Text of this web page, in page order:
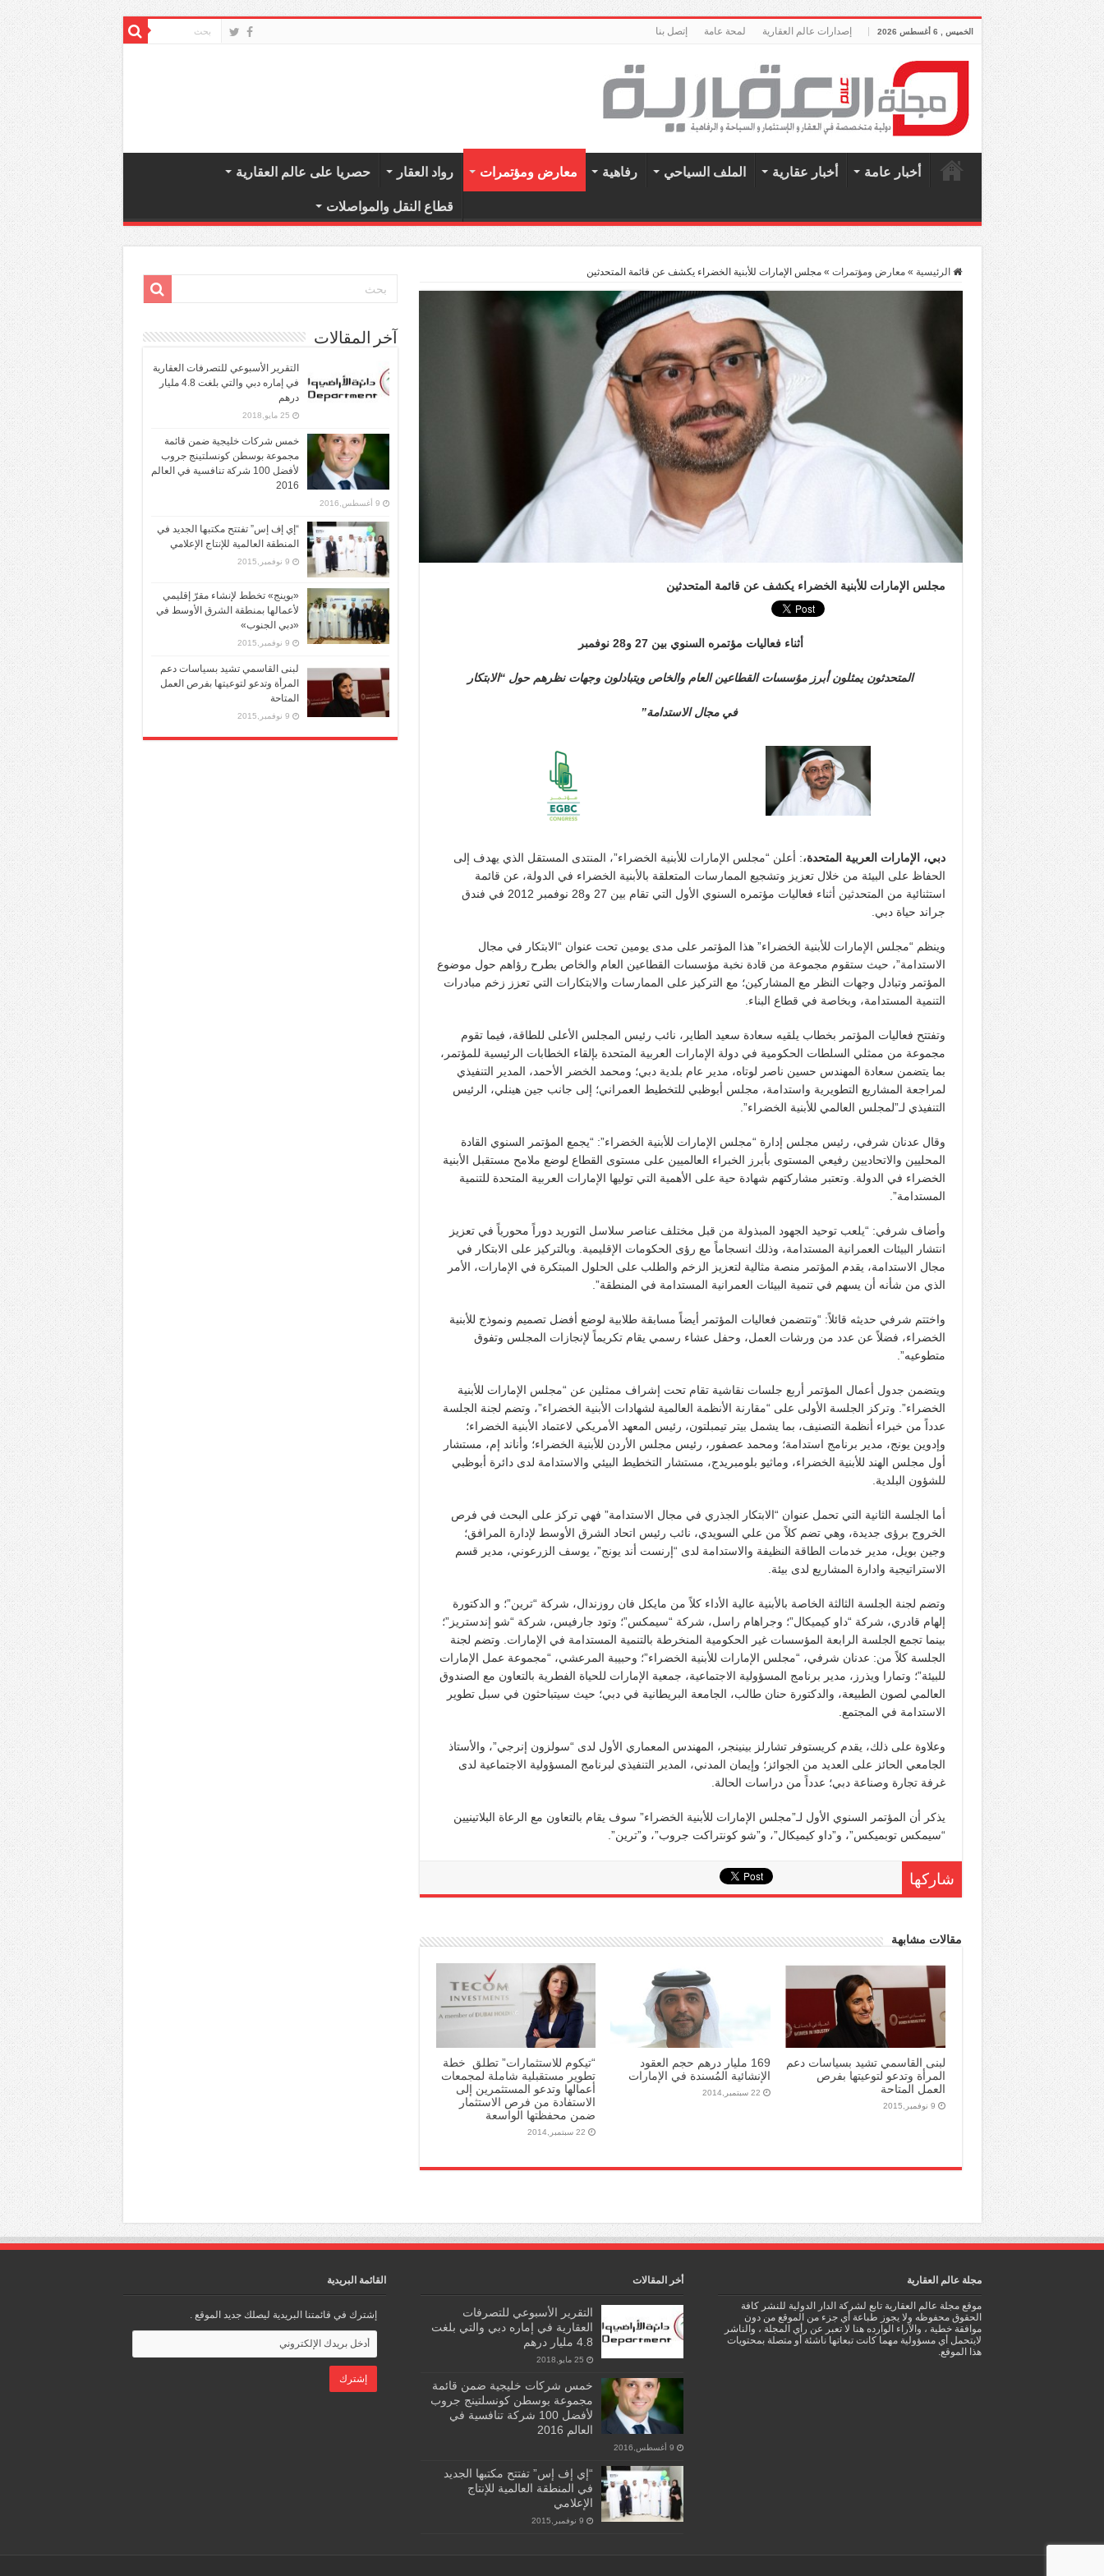
الخميس , 6 أغسطس 2026 إصدارات عالم العقارية لمحة عامة إتصل بنا
أخبار عامة أخبار عقارية الملف السياحي رفاهية معارض ومؤتمرات رواد العقار حصريا على عالم العقارية
قطاع النقل والمواصلات
الرئيسية » معارض ومؤتمرات » مجلس الإمارات للأبنية الخضراء يكشف عن قائمة المتحدثين
مجلس الإمارات للأبنية الخضراء يكشف عن قائمة المتحدثين
أثناء فعاليات مؤتمره السنوي بين 27 و28 نوفمبر
المتحدثون يمثلون أبرز مؤسسات القطاعين العام والخاص ويتبادلون وجهات نظرهم حول “الابتكار
في مجال الاستدامة”
دبي، الإمارات العربية المتحدة،: أعلن “مجلس الإمارات للأبنية الخضراء”، المنتدى المستقل الذي يهدف إلى
الحفاظ على البيئة من خلال تعزيز وتشجيع الممارسات المتعلقة بالأبنية الخضراء في الدولة، عن قائمة
استثنائية من المتحدثين أثناء فعاليات مؤتمره السنوي الأول التي تقام بين 27 و28 نوفمبر 2012 في فندق
جراند حياة دبي.
وينظم “مجلس الإمارات للأبنية الخضراء” هذا المؤتمر على مدى يومين تحت عنوان “الابتكار في مجال
الاستدامة”، حيث ستقوم مجموعة من قادة نخبة مؤسسات القطاعين العام والخاص بطرح رؤاهم حول موضوع
المؤتمر وتبادل وجهات النظر مع المشاركين؛ مع التركيز على الممارسات والابتكارات التي تعزز زخم مبادرات
التنمية المستدامة، وبخاصة في قطاع البناء.
وتفتتح فعاليات المؤتمر بخطاب يلقيه سعادة سعيد الطاير، نائب رئيس المجلس الأعلى للطاقة، فيما تقوم
مجموعة من ممثلي السلطات الحكومية في دولة الإمارات العربية المتحدة بإلقاء الخطابات الرئيسية للمؤتمر،
بما يتضمن سعادة المهندس حسين ناصر لوتاه، مدير عام بلدية دبي؛ ومحمد الخضر الأحمد، المدير التنفيذي
لمراجعة المشاريع التطويرية واستدامة، مجلس أبوظبي للتخطيط العمراني؛ إلى جانب جين هينلي، الرئيس
التنفيذي لـ”لمجلس العالمي للأبنية الخضراء”.
وقال عدنان شرفي، رئيس مجلس إدارة “مجلس الإمارات للأبنية الخضراء”: “يجمع المؤتمر السنوي القادة
المحليين والاتحاديين رفيعي المستوى بأبرز الخبراء العالميين على مستوى القطاع لوضع ملامح مستقبل الأبنية
الخضراء في الدولة. وتعتبر مشاركتهم شهادة حية على الأهمية التي توليها الإمارات العربية المتحدة للتنمية
المستدامة”.
وأضاف شرفي: “يلعب توحيد الجهود المبذولة من قبل مختلف عناصر سلاسل التوريد دوراً محورياً في تعزيز
انتشار البيئات العمرانية المستدامة، وذلك انسجاماً مع رؤى الحكومات الإقليمية. وبالتركيز على الابتكار في
مجال الاستدامة، يقدم المؤتمر منصة مثالية لتعزيز الزخم والطلب على الحلول المبتكرة في الإمارات، الأمر
الذي من شأنه أن يسهم في تنمية البيئات العمرانية المستدامة في المنطقة”.
واختتم شرفي حديثه قائلاً: “وتتضمن فعاليات المؤتمر أيضاً مسابقة طلابية لوضع أفضل تصميم ونموذج للأبنية
الخضراء، فضلاً عن عدد من ورشات العمل، وحفل عشاء رسمي يقام تكريماً لإنجازات المجلس وتفوق
متطوعيه”.
ويتضمن جدول أعمال المؤتمر أربع جلسات نقاشية تقام تحت إشراف ممثلين عن “مجلس الإمارات للأبنية
الخضراء”. وتركز الجلسة الأولى على “مقارنة الأنظمة العالمية لشهادات الأبنية الخضراء”، وتضم لجنة الجلسة
عدداً من خبراء أنظمة التصنيف، بما يشمل بيتر تيمبلتون، رئيس المعهد الأمريكي لاعتماد الأبنية الخضراء؛
وإدوين يونج، مدير برنامج استدامة؛ ومحمد عصفور، رئيس مجلس الأردن للأبنية الخضراء؛ وأناند إم، مستشار
أول مجلس الهند للأبنية الخضراء، وماثيو بلومبريدج، مستشار التخطيط البيئي والاستدامة لدى دائرة أبوظبي
للشؤون البلدية.
أما الجلسة الثانية التي تحمل عنوان “الابتكار الجذري في مجال الاستدامة” فهي تركز على البحث في فرص
الخروج برؤى جديدة، وهي تضم كلاً من علي السويدي، نائب رئيس اتحاد الشرق الأوسط لإدارة المرافق؛
وجين بويل، مدير خدمات الطاقة النظيفة والاستدامة لدى “إرنست أند يونج”، يوسف الزرعوني، مدير قسم
الاستراتيجية وادارة المشاريع لدى بيئة.
وتضم لجنة الجلسة الثالثة الخاصة بالأبنية عالية الأداء كلاً من مايكل فان روزندال، شركة “ترين”؛ و الدكتورة
إلهام قادري، شركة “داو كيميكال”؛ وجراهام راسل، شركة “سيمكس”؛ وتود جارفيس، شركة “شو إندستريز”؛
بينما تجمع الجلسة الرابعة المؤسسات غير الحكومية المنخرطة بالتنمية المستدامة في الإمارات. وتضم لجنة
الجلسة كلاً من: عدنان شرفي، “مجلس الإمارات للأبنية الخضراء”؛ وحبيبة المرعشي، “مجموعة عمل الإمارات
للبيئة”؛ وتمارا ويذرز، مدير برنامج المسؤولية الاجتماعية، جمعية الإمارات للحياة الفطرية بالتعاون مع الصندوق
العالمي لصون الطبيعة، والدكتورة حنان طالب، الجامعة البريطانية في دبي؛ حيث سيتباحثون في سبل تطوير
الاستدامة في المجتمع.
وعلاوة على ذلك، يقدم كريستوفر تشارلز بينينجر، المهندس المعماري الأول لدى “سولزون إنرجي”، والأستاذ
الجامعي الحائز على العديد من الجوائز؛ وإيمان المدني، المدير التنفيذي لبرنامج المسؤولية الاجتماعية لدى
غرفة تجارة وصناعة دبي؛ عدداً من دراسات الحالة.
يذكر أن المؤتمر السنوي الأول لـ”مجلس الإمارات للأبنية الخضراء” سوف يقام بالتعاون مع الرعاة البلاتينيين
“سيمكس توبميكس”، و”داو كيميكال”، و”شو كونتراكت جروب”، و”ترين”.
شاركها
مقالات مشابهة
لبنى القاسمي تشيد بسياسات دعم
المرأة وتدعو لتوعيتها بفرص
العمل المتاحة
9 نوفمبر,2015
169 مليار درهم حجم العقود
الإنشائية المُسندة في الإمارات
22 سبتمبر,2014
“تيكوم للاستثمارات” تطلق خطة
تطوير مستقبلية شاملة لمجمعات
أعمالها وتدعو المستثمرين إلى
الاستفادة من فرص الاستثمار
ضمن محفظتها الواسعة
22 سبتمبر,2014
آخر المقالات
التقرير الأسبوعي للتصرفات العقارية
في إماره دبي والتي بلغت 4.8 مليار
درهم
25 مايو,2018
خمس شركات خليجية ضمن قائمة
مجموعة بوسطن كونسلتينج جروب
لأفضل 100 شركة تنافسية في العالم
2016
9 أغسطس,2016
“إي إف إس” تفتتح مكتبها الجديد في
المنطقة العالمية للإنتاج الإعلامي
9 نوفمبر,2015
«بوينج» تخطط لإنشاء مقرّ إقليمي
لأعمالها بمنطقة الشرق الأوسط في
«دبي الجنوب»
9 نوفمبر,2015
لبنى القاسمي تشيد بسياسات دعم
المرأة وتدعو لتوعيتها بفرص العمل
المتاحة
9 نوفمبر,2015
مجلة عالم العقارية
موقع مجلة عالم العقارية تابع لشركة الدار الدولية للنشر كافة
الحقوق محفوظه ولا يجوز طباعة أي جزء من الموقع من دون
موافقة خطية ، والآراء الوارده هنا لا تعبر عن رأي المجلة ، والناشر
لايتحمل أي مسؤولية مهما كانت تبعاتها ناشئة أو متصلة بمحتويات
هذا الموقع.
أخر المقالات
التقرير الأسبوعي للتصرفات
العقارية في إماره دبي والتي بلغت
4.8 مليار درهم
25 مايو,2018
خمس شركات خليجية ضمن قائمة
مجموعة بوسطن كونسلتينج جروب
لأفضل 100 شركة تنافسية في
العالم 2016
9 أغسطس,2016
“إي إف إس” تفتتح مكتبها الجديد
في المنطقة العالمية للإنتاج
الإعلامي
9 نوفمبر,2015
القائمة البريدية
إشترك في قائمتنا البريدية ليصلك جديد الموقع .